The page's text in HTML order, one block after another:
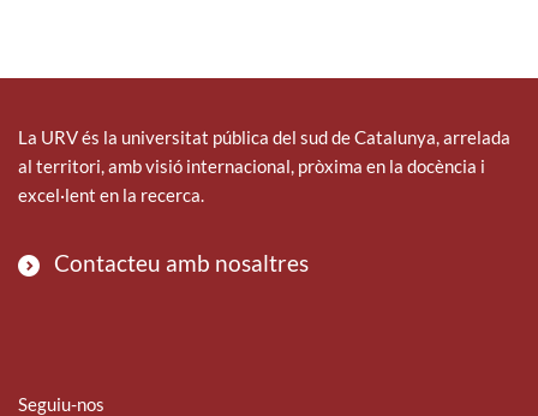
La URV és la universitat pública del sud de Catalunya, arrelada
al territori, amb visió internacional, pròxima en la docència i
excel·lent en la recerca.
Contacteu amb nosaltres
Seguiu-nos